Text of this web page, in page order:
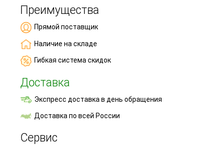
Преимущества
Прямой поставщик
Наличие на складе
Гибкая система скидок
Доставка
Экспресс доставка в день обращения
Доставка по всей России
Сервис